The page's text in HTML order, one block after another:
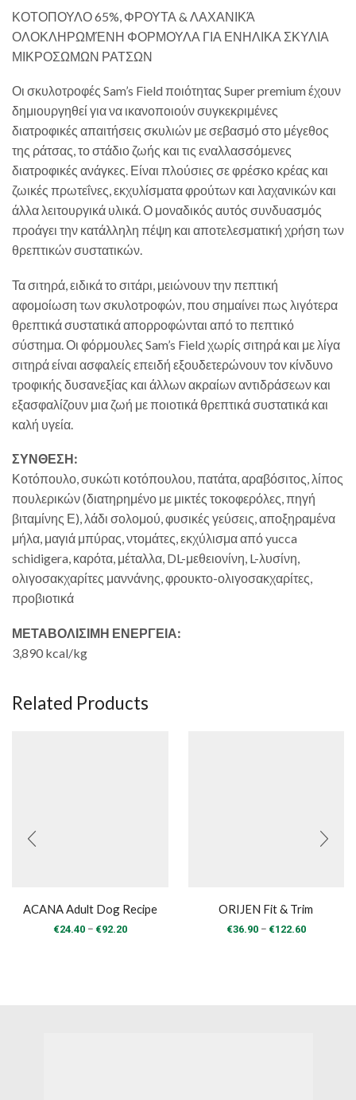
ΚΟΤΟΠΟΥΛΟ 65%, ΦΡΟΥΤΑ & ΛΑΧΑΝΙΚΆ
ΟΛΟΚΛΗΡΩΜΈΝΗ ΦΟΡΜΟΥΛΑ ΓΙΑ ΕΝΗΛΙΚΑ ΣΚΥΛΙΑ
ΜΙΚΡΟΣΩΜΩΝ ΡΑΤΣΩΝ
Οι σκυλοτροφές Sam’s Field ποιότητας Super premium έχουν
δημιουργηθεί για να ικανοποιούν συγκεκριμένες
διατροφικές απαιτήσεις σκυλιών με σεβασμό στο μέγεθος
της ράτσας, το στάδιο ζωής και τις εναλλασσόμενες
διατροφικές ανάγκες. Είναι πλούσιες σε φρέσκο κρέας και
ζωικές πρωτεΐνες, εκχυλίσματα φρούτων και λαχανικών και
άλλα λειτουργικά υλικά. Ο μοναδικός αυτός συνδυασμός
προάγει την κατάλληλη πέψη και αποτελεσματική χρήση των
θρεπτικών συστατικών.
Τα σιτηρά, ειδικά το σιτάρι, μειώνουν την πεπτική
αφομοίωση των σκυλοτροφών, που σημαίνει πως λιγότερα
θρεπτικά συστατικά απορροφώνται από το πεπτικό
σύστημα. Οι φόρμουλες Sam’s Field χωρίς σιτηρά και με λίγα
σιτηρά είναι ασφαλείς επειδή εξουδετερώνουν τον κίνδυνο
τροφικής δυσανεξίας και άλλων ακραίων αντιδράσεων και
εξασφαλίζουν μια ζωή με ποιοτικά θρεπτικά συστατικά και
καλή υγεία.
ΣΥΝΘΕΣΗ:
Κοτόπουλο, συκώτι κοτόπουλου, πατάτα, αραβόσιτος, λίπος
πουλερικών (διατηρημένο με μικτές τοκοφερόλες, πηγή
βιταμίνης Ε), λάδι σολομού, φυσικές γεύσεις, αποξηραμένα
μήλα, μαγιά μπύρας, ντομάτες, εκχύλισμα από yucca
schidigera, καρότα, μέταλλα, DL-μεθειονίνη, L-λυσίνη,
ολιγοσακχαρίτες μαννάνης, φρουκτο-ολιγοσακχαρίτες,
προβιοτικά
ΜΕΤΑΒΟΛΙΣΙΜΗ ΕΝΕΡΓΕΙΑ:
3,890 kcal/kg
Related Products
ACANA Adult Dog Recipe
€24.40 – €92.20Price
ORIJEN Fit & Trim
€36.90 – €122.60Price